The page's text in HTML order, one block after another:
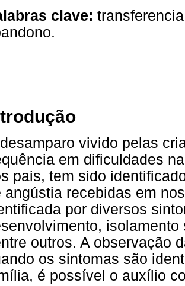
clave:
vivido pelas
em dificuldades
pais, tem sido
angústia recebidas em
por diversos
outros. A observação
os sintomas são
é possível o auxílio